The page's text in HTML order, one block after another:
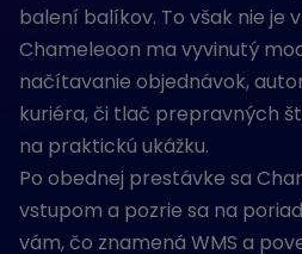
balení balíkov. To však nie je
Chameleoon ma vyvinutý
načítavanie objednávok,
kuriéra, či tlač prepravných
na praktickú ukážku.
Po obednej prestávke sa
vstupom a pozrie sa na
vám, čo znamená WMS a